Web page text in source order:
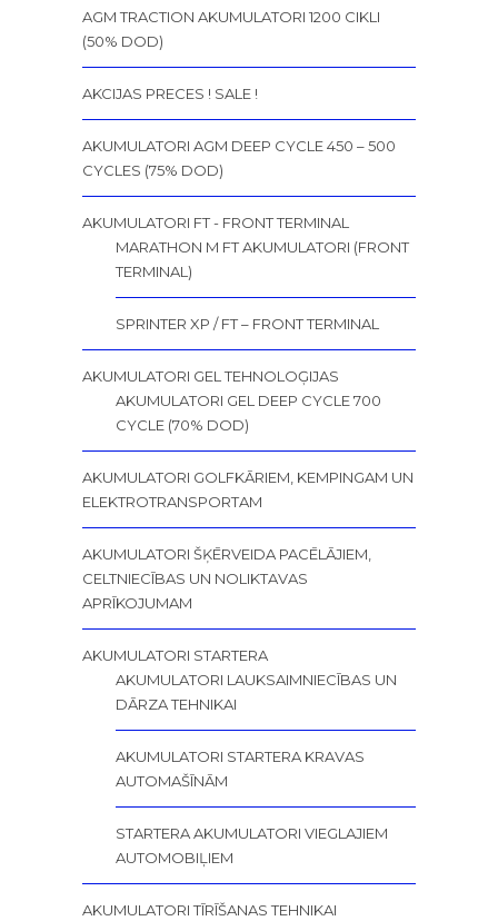
AGM TRACTION AKUMULATORI 1200 CIKLI
(50% DOD)
AKCIJAS PRECES ! SALE !
AKUMULATORI AGM DEEP CYCLE 450 – 500
CYCLES (75% DOD)
AKUMULATORI FT - FRONT TERMINAL
MARATHON M FT AKUMULATORI (FRONT
TERMINAL)
SPRINTER XP / FT – FRONT TERMINAL
AKUMULATORI GEL TEHNOLOĢIJAS
AKUMULATORI GEL DEEP CYCLE 700
CYCLE (70% DOD)
AKUMULATORI GOLFKĀRIEM, KEMPINGAM UN
ELEKTROTRANSPORTAM
AKUMULATORI ŠĶĒRVEIDA PACĒLĀJIEM,
CELTNIECĪBAS UN NOLIKTAVAS
APRĪKOJUMAM
AKUMULATORI STARTERA
AKUMULATORI LAUKSAIMNIECĪBAS UN
DĀRZA TEHNIKAI
AKUMULATORI STARTERA KRAVAS
AUTOMAŠĪNĀM
STARTERA AKUMULATORI VIEGLAJIEM
AUTOMOBIĻIEM
AKUMULATORI TĪRĪŠANAS TEHNIKAI